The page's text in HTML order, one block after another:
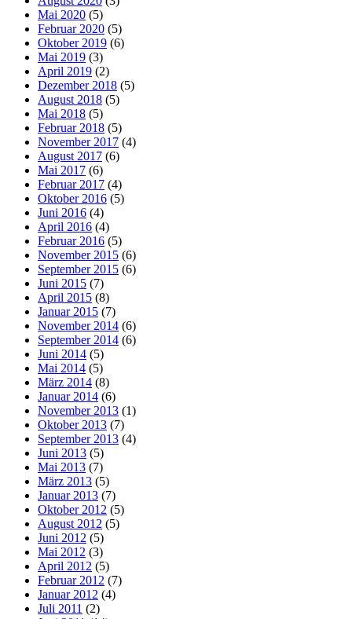
Mai 2020 (5)
Februar 2020 (5)
Oktober 2019 (6)
Mai 2019 (3)
April 2019 (2)
Dezember 2018 (5)
August 2018 (5)
Mai 2018 (5)
Februar 2018 (5)
November 2017 (4)
August 2017 (6)
Mai 2017 (6)
Februar 2017 (4)
Oktober 2016 (5)
Juni 2016 (4)
April 2016 (4)
Februar 2016 (5)
November 2015 (6)
September 2015 (6)
Juni 2015 (7)
April 2015 (8)
Januar 2015 (7)
November 2014 (6)
September 2014 (6)
Juni 2014 (5)
Mai 2014 (5)
März 2014 (8)
Januar 2014 (6)
November 2013 (1)
Oktober 2013 (7)
September 2013 (4)
Juni 2013 (5)
Mai 2013 (7)
März 2013 (5)
Januar 2013 (7)
Oktober 2012 (5)
August 2012 (5)
Juni 2012 (5)
Mai 2012 (3)
April 2012 (5)
Februar 2012 (7)
Januar 2012 (4)
Juli 2011 (2)